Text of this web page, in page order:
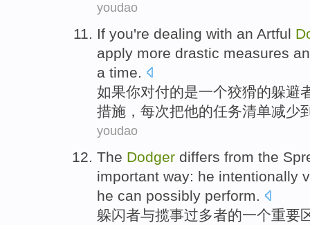
youdao
If you're dealing with an Artful
apply more drastic measures
a time.
如果你对付的是一个狡猾的躲避
措施 ， 每次把他的任务清单减少
youdao
The Dodger differs from the
important way: he intentionally
he can possibly perform.
躲闪者与揽事过多者的一个重要